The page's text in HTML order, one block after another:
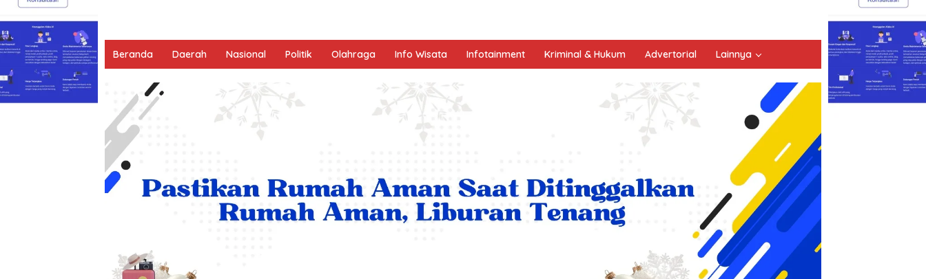
Beranda Daerah Nasional Politik Olahraga Info Wisata Infotainment Kriminal & Hukum Advertorial Lainnya